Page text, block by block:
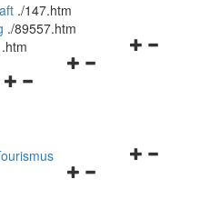
./147.htm
./89557.htm
Navigationsmenü
Navigationsmenü
Navigationsmenü